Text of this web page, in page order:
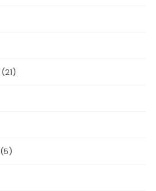
(21)
(5)